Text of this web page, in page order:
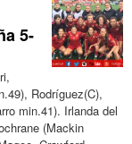
5-
Rodríguez(C),
min.41). Irlanda del
(Mackin